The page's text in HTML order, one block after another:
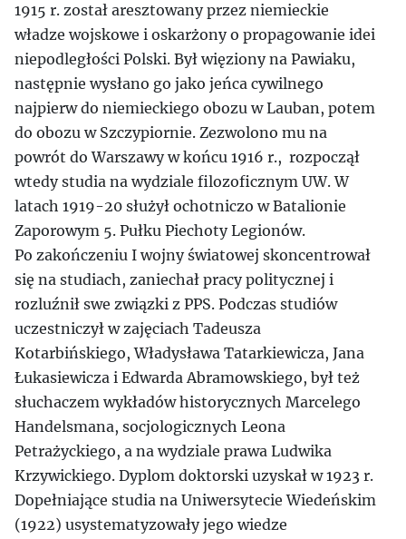
1915 r. został aresztowany przez niemieckie
władze wojskowe i oskarżony o propagowanie idei
niepodległości Polski. Był więziony na Pawiaku,
następnie wysłano go jako jeńca cywilnego
najpierw do niemieckiego obozu w Lauban, potem
do obozu w Szczypiornie. Zezwolono mu na
powrót do Warszawy w końcu 1916 r., rozpoczął
wtedy studia na wydziale filozoficznym UW. W
latach 1919-20 służył ochotniczo w Batalionie
Zaporowym 5. Pułku Piechoty Legionów.
Po zakończeniu I wojny światowej skoncentrował
się na studiach, zaniechał pracy politycznej i
rozluźnił swe związki z PPS. Podczas studiów
uczestniczył w zajęciach Tadeusza
Kotarbińskiego, Władysława Tatarkiewicza, Jana
Łukasiewicza i Edwarda Abramowskiego, był też
słuchaczem wykładów historycznych Marcelego
Handelsmana, socjologicznych Leona
Petrażyckiego, a na wydziale prawa Ludwika
Krzywickiego. Dyplom doktorski uzyskał w 1923 r.
Dopełniające studia na Uniwersytecie Wiedeńskim
(1922) usystematyzowały jego wiedze